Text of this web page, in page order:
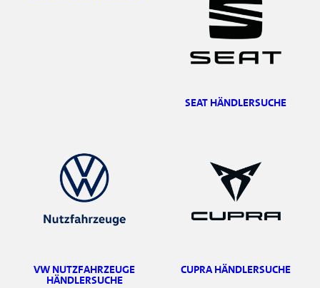
SEAT HÄNDLERSUCHE
VW NUTZFAHRZEUGE
HÄNDLERSUCHE
CUPRA HÄNDLERSUCHE